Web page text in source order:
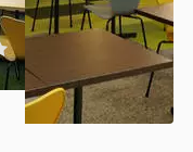
(0件)
3丁目19-19